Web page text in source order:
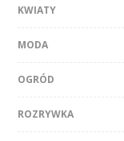
KWIATY
MODA
OGRÓD
ROZRYWKA